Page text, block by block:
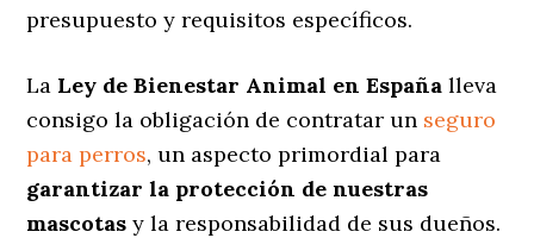
presupuesto y requisitos específicos.
La Ley de Bienestar Animal en España lleva
consigo la obligación de contratar un seguro
para perros, un aspecto primordial para
garantizar la protección de nuestras
mascotas y la responsabilidad de sus dueños.